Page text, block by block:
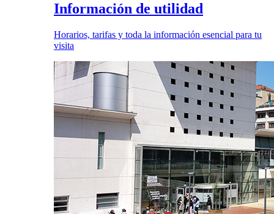
Información de utilidad
Horarios, tarifas y toda la información esencial para tu
visita